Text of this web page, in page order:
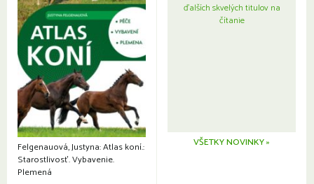
Felgenauová, Justyna: Atlas koní.:
Starostlivosť. Vybavenie.
Plemená
ďalších skvelých titulov na
čítanie
VŠETKY NOVINKY »